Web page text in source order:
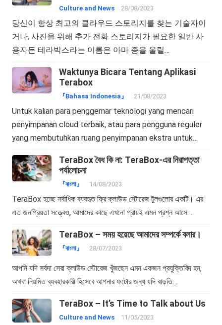
Culture and News 28/08/2023
당신이 항상 최고의 클라우드 스토리지를 찾는 기술자이
거나, 사진을 위해 추가 전화 스토리지가 필요한 일반 사
용자든 테라박스라는 이름은 아마 종을 울릴…
Waktunya Bicara Tentang Aplikasi
Terabox
『Bahasa Indonesia』 21/08/2023
Untuk kalian para penggemar teknologi yang mencari
penyimpanan cloud terbaik, atau para pengguna reguler
yang membutuhkan ruang penyimpanan ekstra untuk…
TeraBox বৈধ কি না: TeraBox-এর নিরাপত্তা
পর্যালোচনা
『বাংলা』 14/08/2023
TeraBox হচ্ছে সর্বাধিক ব্যবহৃত ফ্রি ক্লাউড স্টোরেজ টুলগুলোর একটি। এর
এত জনপ্রিয়তা সত্ত্বেও, আমাদের কাছে এখনো প্রায়ই এমন প্রশ্ন আসে…
TeraBox – সময় হয়েছে আমাদের সম্পর্কে বলার।
『বাংলা』 28/07/2023
আপনি যদি সর্বদা সেরা ক্লাউড স্টোরেজ খুঁজছেন এমন একজন প্রযুক্তিবিদ হন,
অথবা নিয়মিত ব্যবহারকারী হিসেবে আপনার ফটোর জন্য যদি বাড়তি…
TeraBox – It’s Time to Talk about Us
Culture and News 11/05/2023